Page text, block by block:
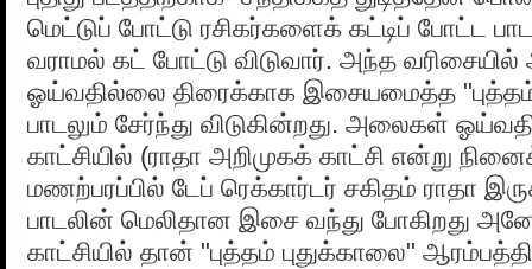
மெட்டுப் போட்டு ரசிகர்களைக் கட்டிப் போட்ட
வராமல் கட் போட்டு விடுவார். அந்த
ஓய்வதில்லை திரைக்காக இசையமைத்த "புத்தம்
பாடலும் சேர்ந்து விடுகின்றது. அலைகள்
காட்சியில் (ராதா அறிமுகக் காட்சி என்று
மணற்பரப்பில் டேப் ரெக்கார்டர் சகிதம் ராதா
பாடலின் மெலிதான இசை வந்து போகிறது
காட்சியில் தான் "புத்தம் புதுக்காலை"